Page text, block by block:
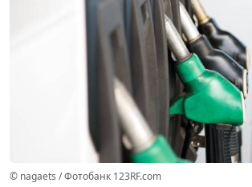
© nagaets / Фотобанк 123RF.com